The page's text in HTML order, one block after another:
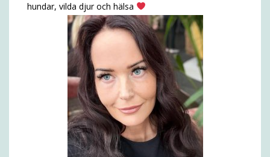
hundar, vilda djur och hälsa